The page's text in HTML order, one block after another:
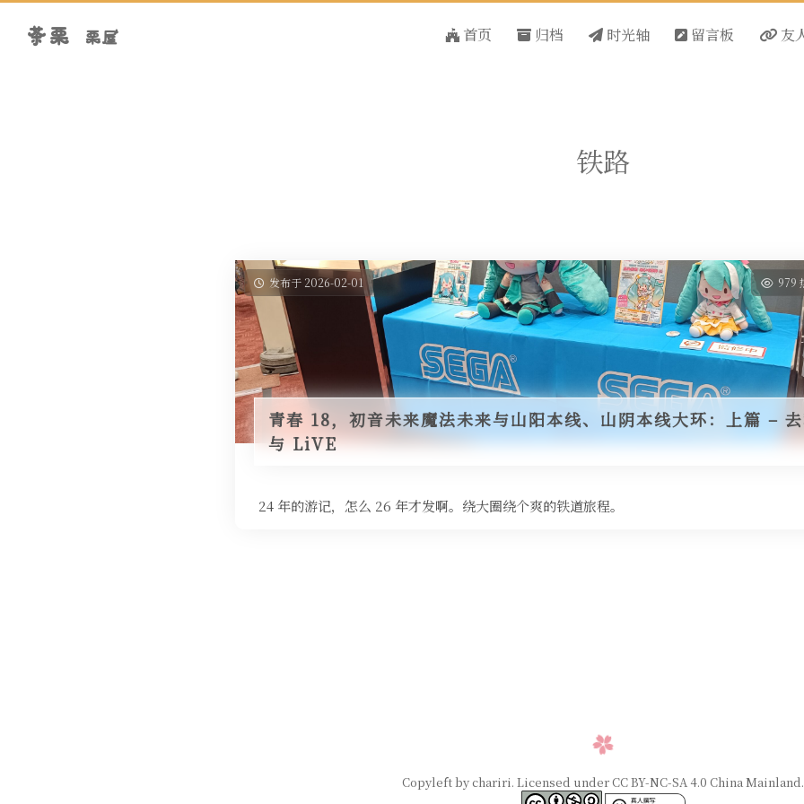
茶栗 栗屋 首页 归档 时光轴 留言板 友
铁路
发布于 2026-02-01 979
青春 18，初音未来魔法未来与山阳本线、山阴本线大环：上篇 –
与 LiVE
24 年的游记，怎么 26 年才发啊。绕大圈绕个爽的铁道旅程。
Copyleft by chariri. Licensed under CC BY-NC-SA 4.0 China Mainland.